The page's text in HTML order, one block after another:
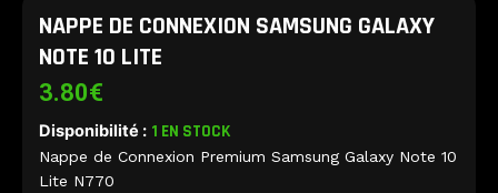
NAPPE DE CONNEXION SAMSUNG GALAXY
NOTE 10 LITE
3.80€
Disponibilité : 1 EN STOCK
Nappe de Connexion Premium Samsung Galaxy Note 10
Lite N770